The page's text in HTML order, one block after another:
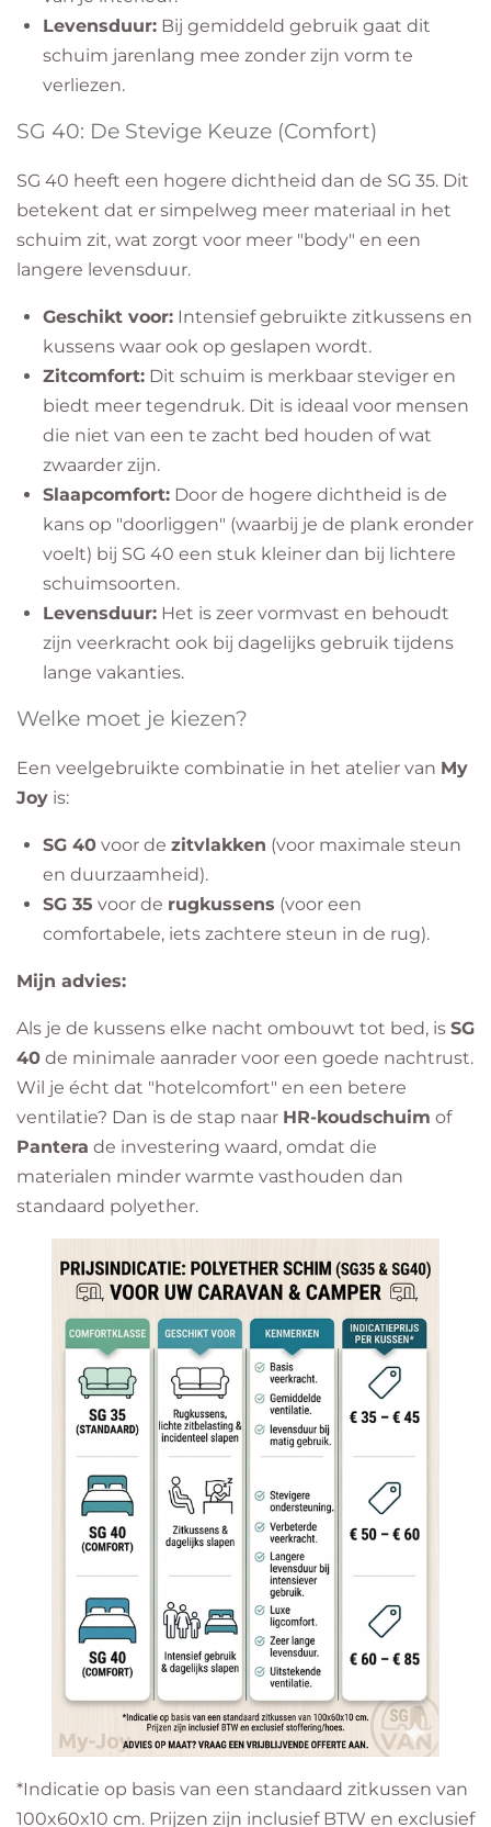
Levensduur: Bij gemiddeld gebruik gaat dit
schuim jarenlang mee zonder zijn vorm te
verliezen.
​SG 40: De Stevige Keuze (Comfort)
​SG 40 heeft een hogere dichtheid dan de SG 35. Dit
betekent dat er simpelweg meer materiaal in het
schuim zit, wat zorgt voor meer "body" en een
langere levensduur.
Geschikt voor: Intensief gebruikte zitkussens en
kussens waar ook op geslapen wordt.
Zitcomfort: Dit schuim is merkbaar steviger en
biedt meer tegendruk. Dit is ideaal voor mensen
die niet van een te zacht bed houden of wat
zwaarder zijn.
Slaapcomfort: Door de hogere dichtheid is de
kans op "doorliggen" (waarbij je de plank eronder
voelt) bij SG 40 een stuk kleiner dan bij lichtere
schuimsoorten.
Levensduur: Het is zeer vormvast en behoudt
zijn veerkracht ook bij dagelijks gebruik tijdens
lange vakanties.
​Welke moet je kiezen?
​Een veelgebruikte combinatie in het atelier van My
Joy is:
SG 40 voor de zitvlakken (voor maximale steun
en duurzaamheid).
SG 35 voor de rugkussens (voor een
comfortabele, iets zachtere steun in de rug).
Mijn advies:
Als je de kussens elke nacht ombouwt tot bed, is SG
40 de minimale aanrader voor een goede nachtrust.
Wil je écht dat "hotelcomfort" en een betere
ventilatie? Dan is de stap naar HR-koudschuim of
Pantera de investering waard, omdat die
materialen minder warmte vasthouden dan
standaard polyether.
​*Indicatie op basis van een standaard zitkussen van
100x60x10 cm. Prijzen zijn inclusief BTW en exclusief